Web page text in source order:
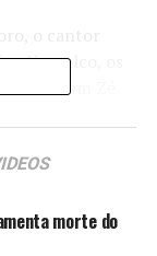
o cantor
No palco, os
com Zé
morte do